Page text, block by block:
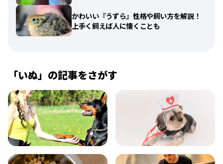
かわいい『うずら』性格や飼い方を解説！
上手く飼えば人に懐くことも
「いぬ」の記事をさがす
飼い方 健康